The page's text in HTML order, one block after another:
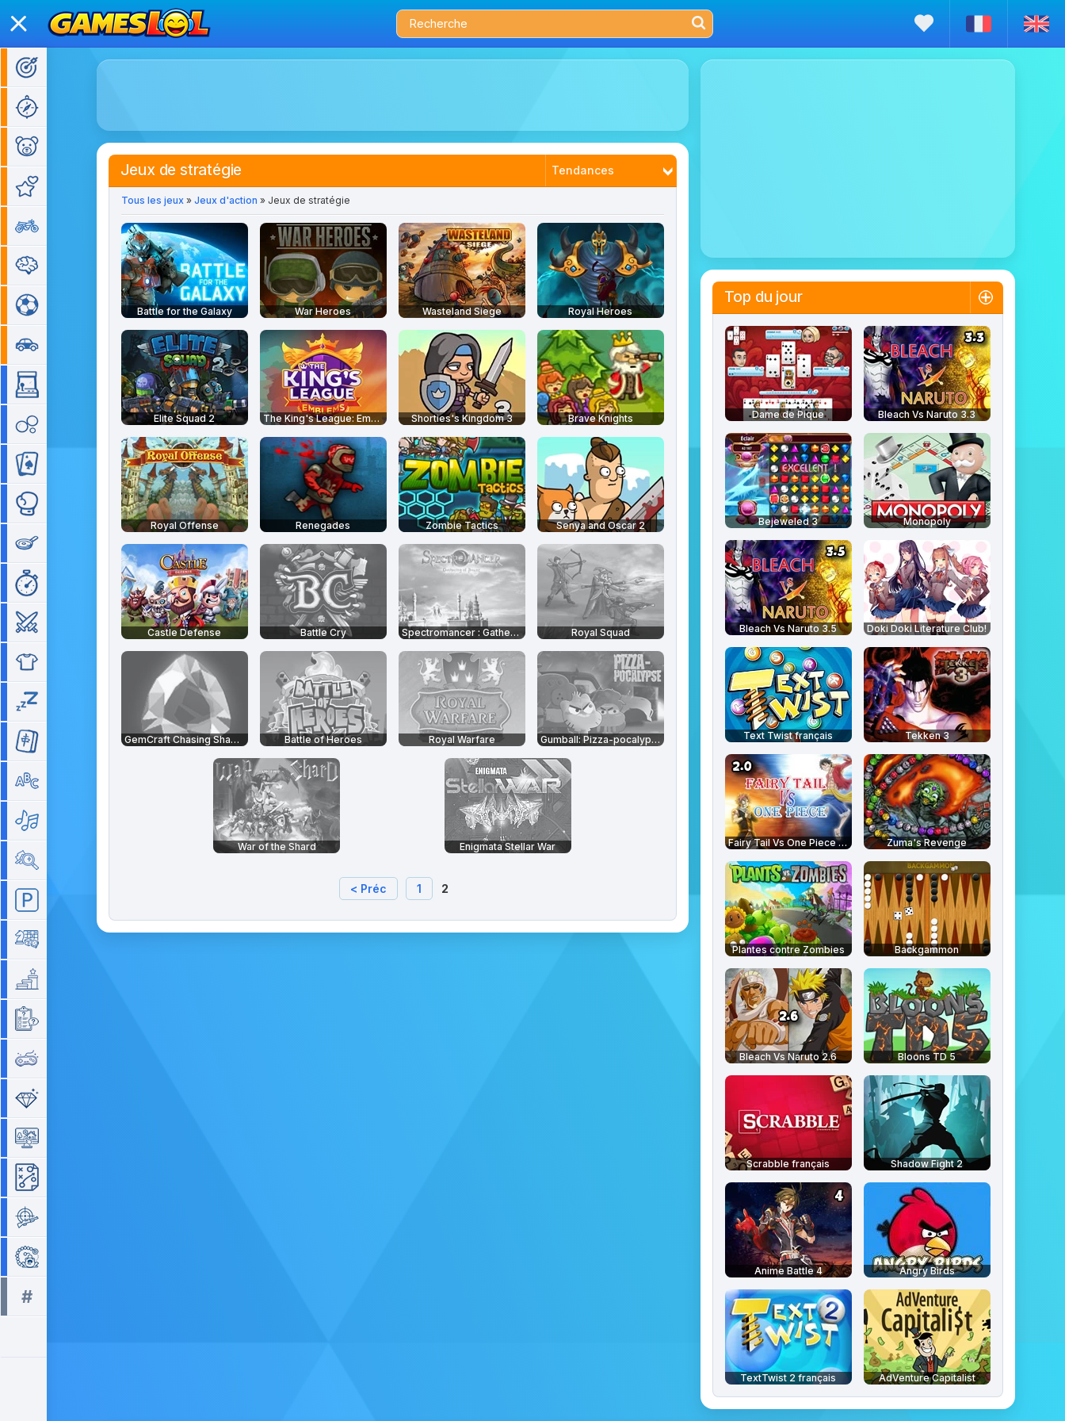
Jeux d'action
Jeux pour enfants
Jeux de fille
Jeux de moto
Jeux de réflexion
Jeux de sport
Jeux de voiture
Gestion de temps
#
Jeux de stratégie Tendances
Plus joués
Mieux notés
Tous les jeux» Jeux d'action » Jeux de stratégie
Battle for the Galaxy War Heroes Wasteland Siege Royal Heroes
Elite Squad 2 The King's League: Emblems Shorties's Kingdom 3 Brave Knights
Royal Offense Renegades Zombie Tactics Senya and Oscar 2
Castle Defense Battle Cry Spectromancer : Gathering of Power Royal Squad
GemCraft Chasing Shadows Battle of Heroes Royal Warfare Gumball: Pizza-pocalypse
War of the Shard Enigmata Stellar War
< Préc 1 2
Top du jour
Dame de Pique Bleach Vs Naruto 3.3
Bejeweled 3 Monopoly
Bleach Vs Naruto 3.5 Doki Doki Literature Club!
Text Twist français Tekken 3
Fairy Tail Vs One Piece 2.0 Zuma's Revenge
Plantes contre Zombies Backgammon
Bleach Vs Naruto 2.6 Bloons TD 5
Scrabble français Shadow Fight 2
Anime Battle 4 Angry Birds
TextTwist 2 français AdVenture Capitalist